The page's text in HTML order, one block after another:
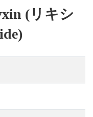
(リキシ